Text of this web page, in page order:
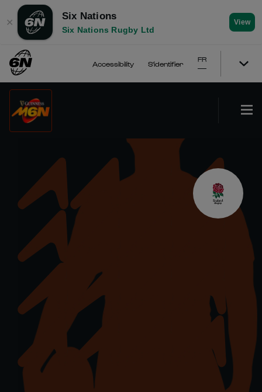
✕
Six Nations
Six Nations Rugby Ltd
View
Accessibility S'identifier
FR